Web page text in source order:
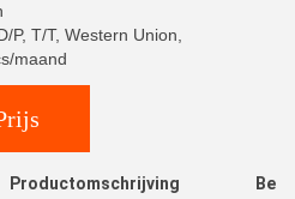
P, T/T, Western Union,
maand
Productomschrijving